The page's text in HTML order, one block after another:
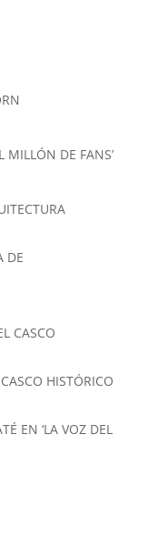
MILLÓN DE FANS’
DE
CASCO
HISTÓRICO
EN ‘LA VOZ DEL